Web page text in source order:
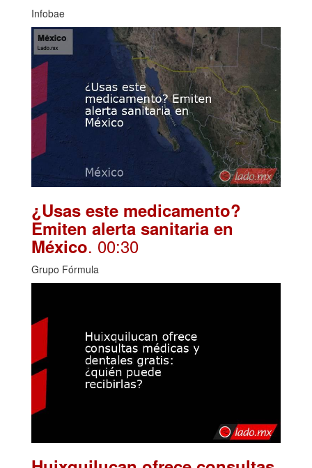
Infobae
¿Usas este medicamento?
Emiten alerta sanitaria en
México. 00:30
Grupo Fórmula